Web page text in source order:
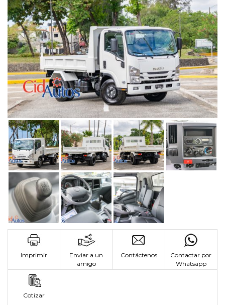
Imprimir
Enviar a un
amigo
Contáctenos
Contactar por
Whatsapp
Cotizar